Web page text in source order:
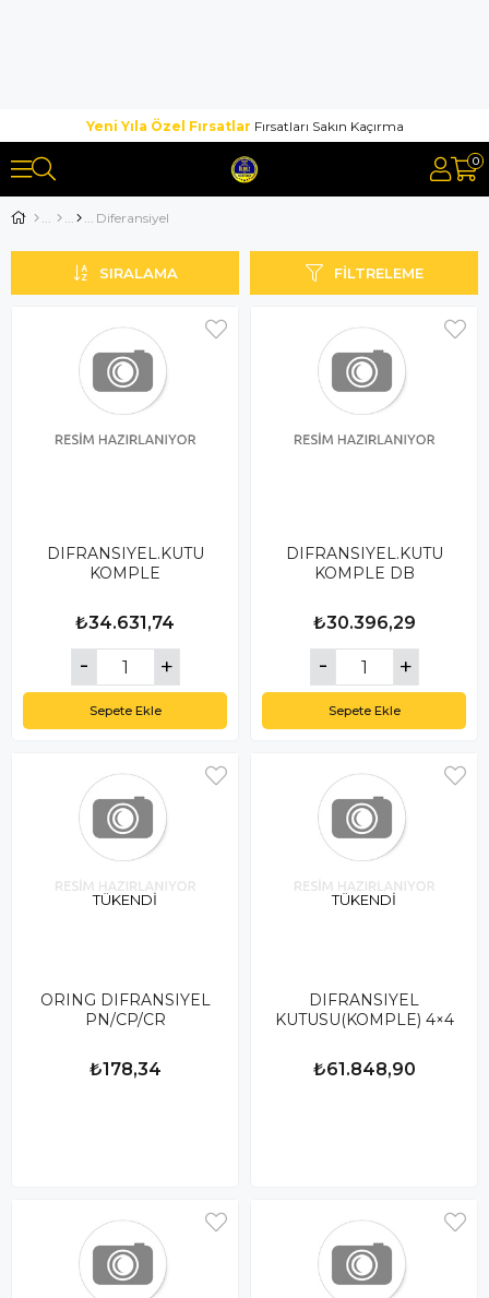
Yeni Yıla Özel Fırsatlar Fırsatları Sakın Kaçırma
0
Diferansiyel
FILTRELEME
SIRALAMA
DIFRANSIYEL.KUTU
KOMPLE
₺34.631,74
Sepete Ekle
DIFRANSIYEL.KUTU
KOMPLE DB
₺30.396,29
Sepete Ekle
TÜKENDI
ORING DIFRANSIYEL
PN/CP/CR
₺178,34
TÜKENDI
DIFRANSIYEL
KUTUSU(KOMPLE) 4×4
₺61.848,90